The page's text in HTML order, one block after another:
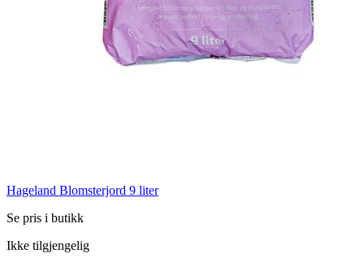
Hageland Blomsterjord 9 liter
Se pris i butikk
Ikke tilgjengelig